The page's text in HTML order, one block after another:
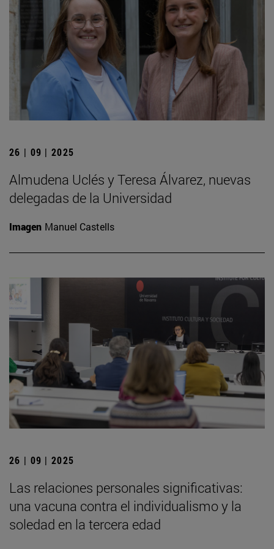
26 | 09 | 2025
Almudena Uclés y Teresa Álvarez, nuevas
delegadas de la Universidad
Imagen Manuel Castells
26 | 09 | 2025
Las relaciones personales significativas:
una vacuna contra el individualismo y la
soledad en la tercera edad